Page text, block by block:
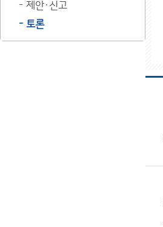
제안·신고
토론